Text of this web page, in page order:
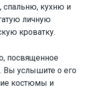
спальню, кухню и
личную
кроватку.
посвященное
Вы услышите о его
костюмы и